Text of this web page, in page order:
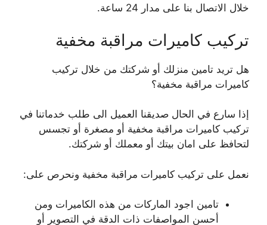
خلال الاتصال بنا على مدار 24 ساعة.
تركيب كاميرات مراقبة مخفية
هل تريد تامين منزلك أو شركتك من خلال تركيب
كاميرات مراقبة مخفية؟
إذا سارع في الحال صديقنا العميل الى طلب خدماتنا في
تركيب كاميرات مراقبة مخفية أو مصغرة أو تجسس
لتحافظ على امان بيتك أو معملك أو شركتك.
نعمل على تركيب كاميرات مراقبة مخفية ونحرص على:
تامين اجود الماركات من هذه الكاميرات ومن
أحسن المواصفات ذات الدقة في التصوير أو